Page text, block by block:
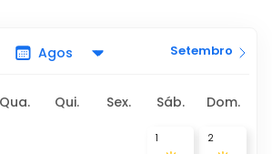
Setembro
Qua. Qui. Sex. Sáb. Dom.
1 2